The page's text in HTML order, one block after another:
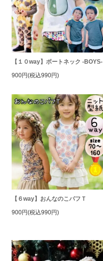
【１０way】ボートネック -BOYS-
900円(税込990円)
【６way】おんなのこパフＴ
900円(税込990円)